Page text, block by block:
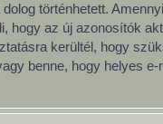
történhetett.
az új azonosítók
kerültél, hogy
benne, hogy helyes